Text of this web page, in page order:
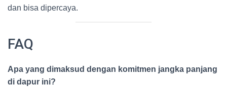
dan bisa dipercaya.
FAQ
Apa yang dimaksud dengan komitmen jangka panjang
di dapur ini?